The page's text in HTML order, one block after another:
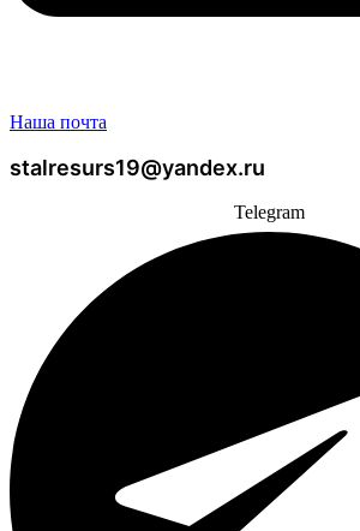
Наша почта
stalresurs19@yandex.ru
Telegram